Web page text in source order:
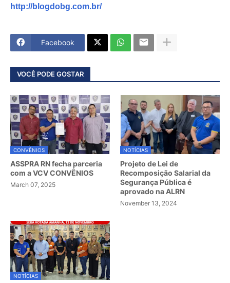
http://blogdobg.com.br/
Facebook
VOCÊ PODE GOSTAR
CONVÊNIOS
ASSPRA RN fecha parceria
com a VCV CONVÊNIOS
March 07, 2025
NOTÍCIAS
Projeto de Lei de
Recomposição Salarial da
Segurança Pública é
aprovado na ALRN
November 13, 2024
NOTÍCIAS